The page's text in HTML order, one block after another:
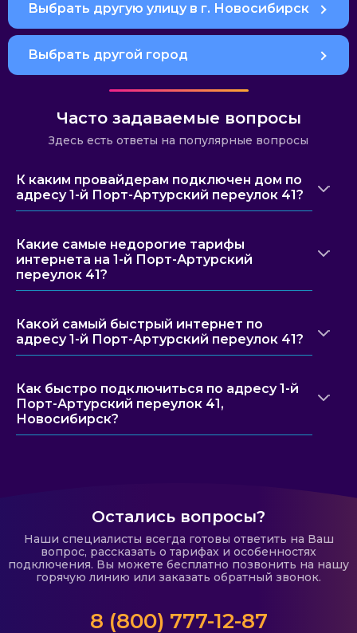
Выбрать другую улицу в г. Новосибирск
Выбрать другой город
Часто задаваемые вопросы
Здесь есть ответы на популярные вопросы
К каким провайдерам подключен дом по
адресу 1-й Порт-Артурский переулок 41?
Какие самые недорогие тарифы
интернета на 1-й Порт-Артурский
переулок 41?
Какой самый быстрый интернет по
адресу 1-й Порт-Артурский переулок 41?
Как быстро подключиться по адресу 1-й
Порт-Артурский переулок 41,
Новосибирск?
Остались вопросы?
Наши специалисты всегда готовы ответить на Ваш
вопрос, рассказать о тарифах и особенностях
подключения. Вы можете бесплатно позвонить на нашу
горячую линию или заказать обратный звонок.
8 (800) 777-12-87